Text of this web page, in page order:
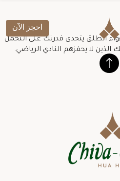
احجز الآن
الطلق يتحدى قدرتك على التحمل
الذين لا يحفزهم النادي الرياضي.